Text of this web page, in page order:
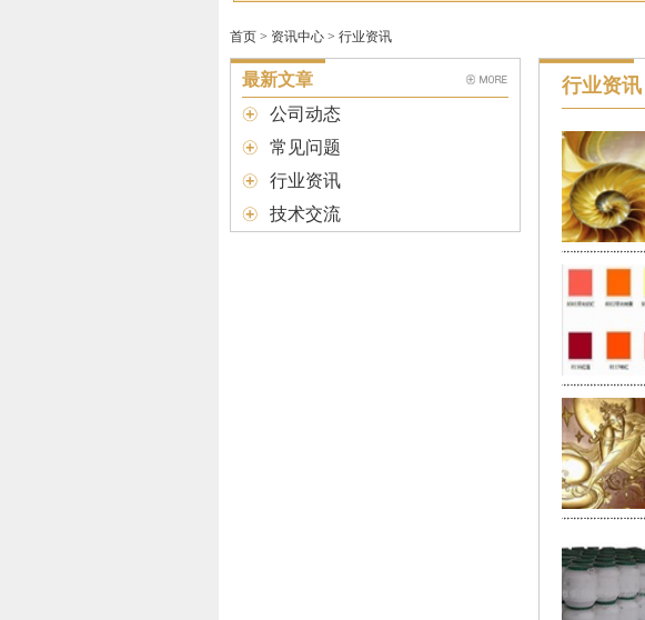
首页 > 资讯中心 > 行业资讯
最新文章
公司动态
常见问题
行业资讯
技术交流
行业资讯